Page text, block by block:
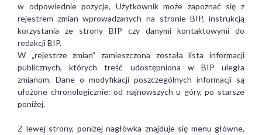
w odpowiednie pozycje, Użytkownik może zapoznać się z
rejestrem zmian wprowadzanych na stronie BIP, instrukcją
korzystania ze strony BIP czy danymi kontaktowymi do
redakcji BIP.
W „rejestrze zmian” zamieszczona została lista informacji
publicznych, których treść udostępniona w BIP uległa
zmianom. Dane o modyfikacji poszczególnych informacji są
ułożone chronologicznie: od najnowszych u góry, po starsze
poniżej.
Z lewej strony, poniżej nagłówka znajduje się menu główne,